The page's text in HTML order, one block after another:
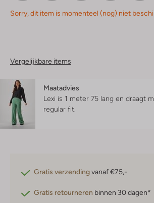
Sorry, dit item is momenteel (nog) niet
Vergelijkbare items
Maatadvies
Lexi is 1 meter 75 lang en draagt
regular fit
Gratis verzendingvanaf €75,-
Gratis retourneren binnen 30 dagen*